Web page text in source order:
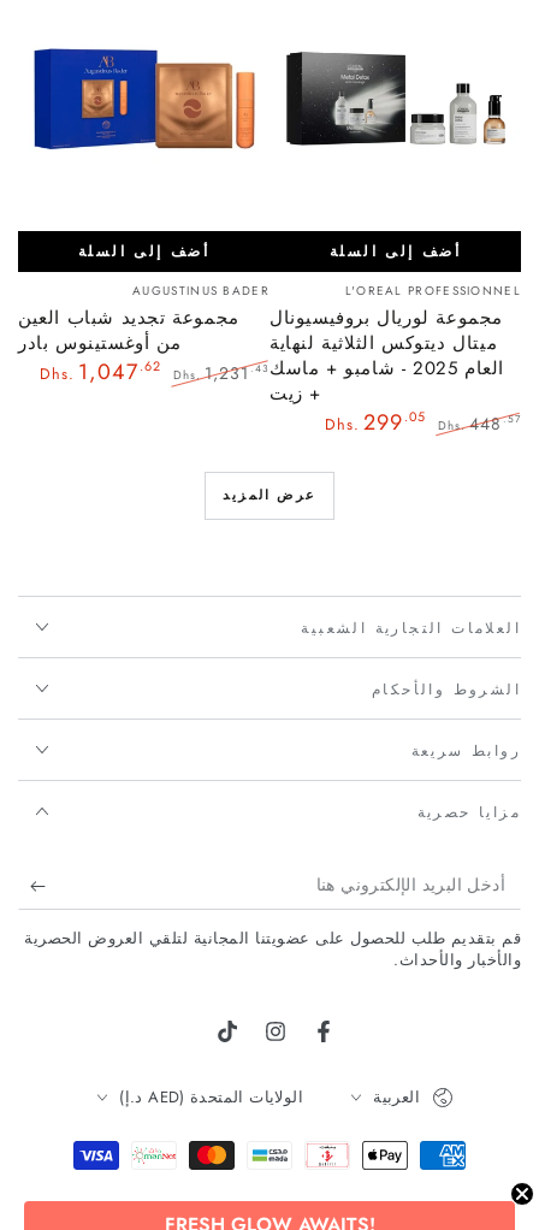
بائع:
L'OREAL PROFESSIONNEL
مجموعة لوريال بروفيسيونال
ميتال ديتوكس الثلاثية لنهاية
العام 2025 - شامبو + ماسك
+ زيت
Dhs. 448.57
Dhs. 299.05
أضف إلى السلة
بائع:
AUGUSTINUS BADER
مجموعة تجديد شباب العين
من أوغستينوس بادر
Dhs. 1,231.43
Dhs. 1,047.62
أضف إلى السلة
عرض المزيد
العلامات التجارية الشعبية
الشروط والأحكام
روابط سريعة
مزايا حصرية
أدخل
البريد
الإلكتروني
قم بتقديم طلب للحصول على عضويتنا المجانية لتلقي العروض الحصرية
والأخبار والأحداث.
فيسبوكانستجرامتيك توك
Beauty Tribe. جميع الحقوق محفوظة.
العربية
المنطقة
الولايات المتحدة (AED د.إ)
الدفع